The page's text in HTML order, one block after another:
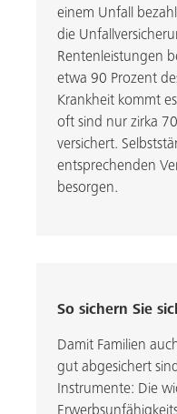
einem Unfall
die
Rentenleistungen
etwa 90 Prozent
Krankheit kommt
oft sind nur zirka
versichert.
entsprechenden
besorgen.
So sichern Sie
Damit Familien
gut abgesichert
Instrumente: Die